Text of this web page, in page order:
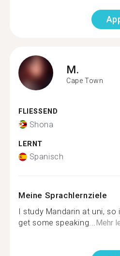
M.
Cape Town
FLIESSEND
Shona
LERNT
Spanisch
Meine Sprachlernziele
I study Mandarin at uni,
get some speaking...Mehr